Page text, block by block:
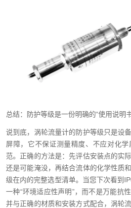
总结：防护等级是一份明确的“使用说明
说到底，涡轮流量计的防护等级只是设
屏障，它不保证测量精度、不应对化
范。正确的方法是：先评估安装点的
还是可能淹没，再结合流体的化学性质
级在内的完整选型清单。当您下次看到
一种“环境适应性声明”，而不是万能抗
并与正确的材质和安装方式配合，涡轮